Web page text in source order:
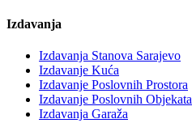
Izdavanja
Izdavanja Stanova Sarajevo
Izdavanje Kuća
Izdavanje Poslovnih Prostora
Izdavanje Poslovnih Objekata
Izdavanja Garaža